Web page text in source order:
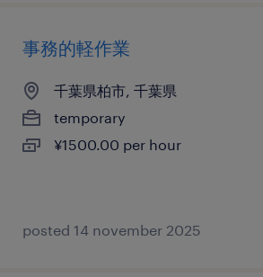
事務的軽作業
千葉県柏市, 千葉県
temporary
¥1500.00 per hour
posted 14 november 2025